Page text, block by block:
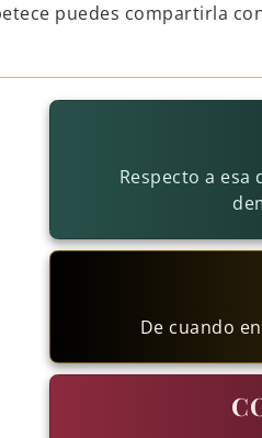
puedes compartirla
Respecto a
De cuando